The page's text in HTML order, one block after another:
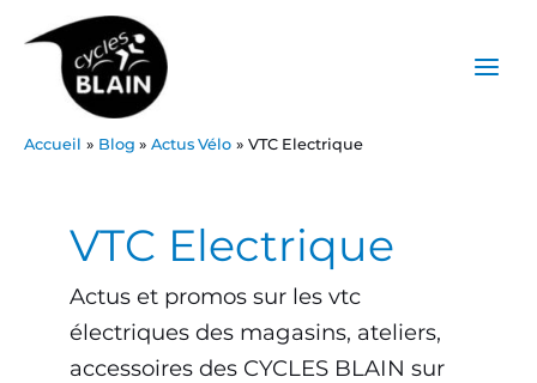
contenu
Menu
Accueil Blog Actus Vélo VTC Electrique
VTC Electrique
Actus et promos sur les vtc
électriques des magasins, ateliers,
accessoires des CYCLES BLAIN sur